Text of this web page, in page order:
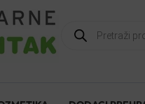
Products
search